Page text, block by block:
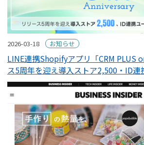
2026-03-18 お知らせ
LINE連携Shopifyアプリ「CRM PLUS
ス5周年を迎え導入ストア2,500・ID